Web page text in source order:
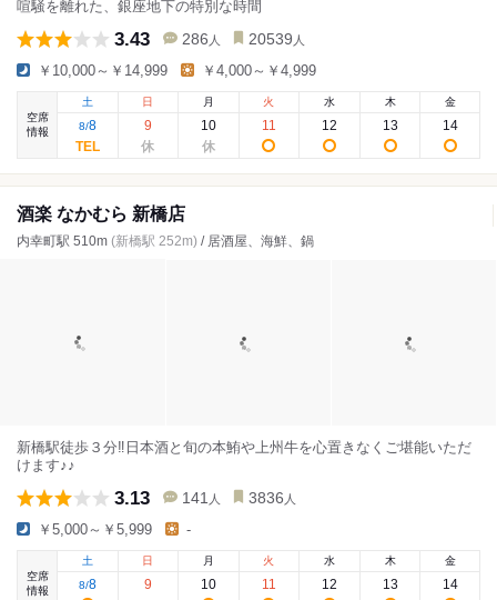
喧騒を離れた、銀座地下の特別な時間
3.43 286 人 20539 人
￥10,000～￥14,999 ￥4,000～￥4,999
空席
情報
土
8/8
日
9
月
10
火
11
水
12
木
13
金
14
酒楽 なかむら 新橋店
内幸町駅 510m (新橋駅 252m) / 居酒屋、海鮮、鍋
新橋駅徒歩３分‼日本酒と旬の本鮪や上州牛を心置きなくご堪能いただ
けます♪♪
3.13 141 人 3836 人
￥5,000～￥5,999 -
空席
情報
土
8/8
日
9
月
10
火
11
水
12
木
13
金
14